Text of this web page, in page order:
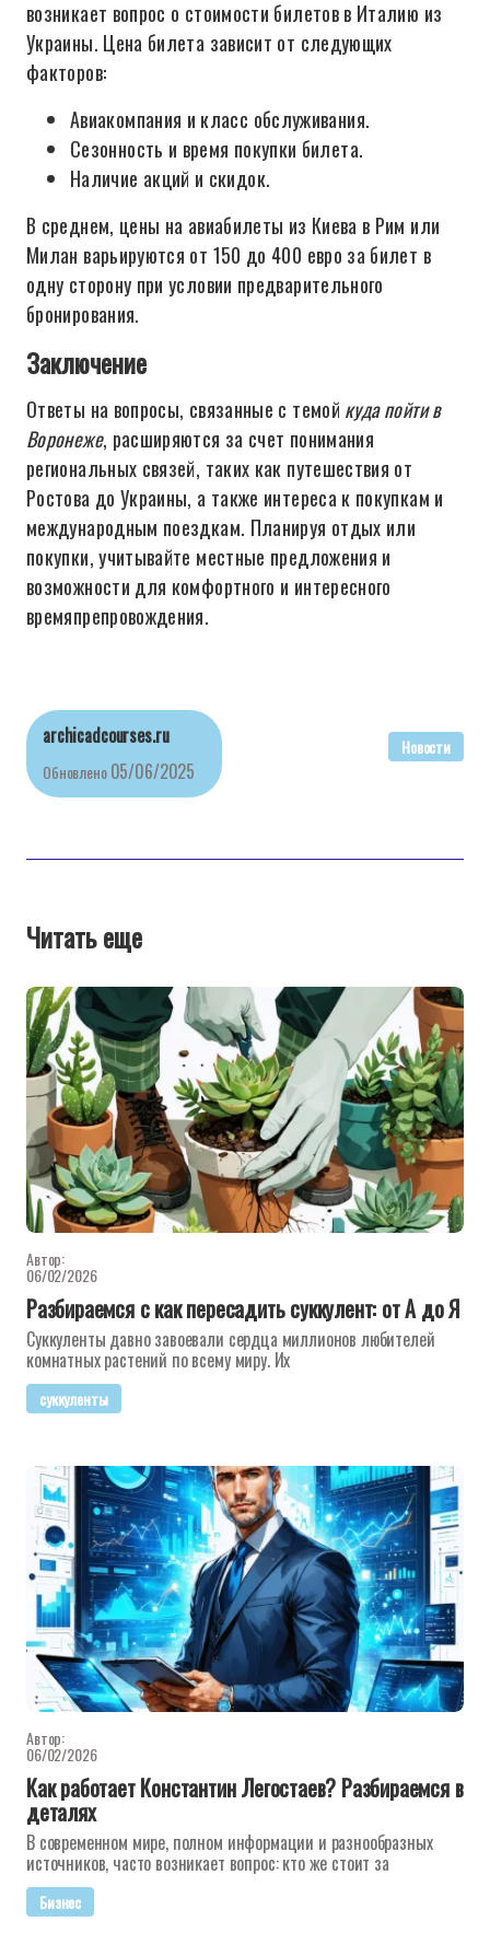
возникает вопрос о стоимости билетов в Италию из
Украины. Цена билета зависит от следующих
факторов:
Авиакомпания и класс обслуживания.
Сезонность и время покупки билета.
Наличие акций и скидок.
В среднем, цены на авиабилеты из Киева в Рим или
Милан варьируются от 150 до 400 евро за билет в
одну сторону при условии предварительного
бронирования.
Заключение
Ответы на вопросы, связанные с темой куда пойти в
Воронеже, расширяются за счет понимания
региональных связей, таких как путешествия от
Ростова до Украины, а также интереса к покупкам и
международным поездкам. Планируя отдых или
покупки, учитывайте местные предложения и
возможности для комфортного и интересного
времяпрепровождения.
archicadcourses.ru
Обновлено 05/06/2025
Новости
Читать еще
Автор:
06/02/2026
Разбираемся с как пересадить суккулент: от А до Я
Суккуленты давно завоевали сердца миллионов любителей
комнатных растений по всему миру. Их
суккуленты
Автор:
06/02/2026
Как работает Константин Легостаев? Разбираемся в
деталях
В современном мире, полном информации и разнообразных
источников, часто возникает вопрос: кто же стоит за
Бизнес